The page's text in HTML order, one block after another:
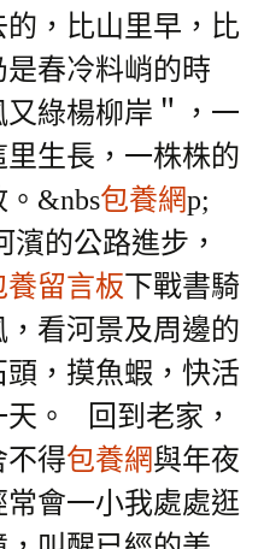
，比山里早，比
春冷料峭的時
綠楊柳岸＂，一
生長，一株株的
&nbs包養網p;
濱的公路進步，
養留言板下戰書騎
看河景及周邊的
，摸魚蝦，快活
。
回到老家，
不得包養網與年夜
會一小我處處逛